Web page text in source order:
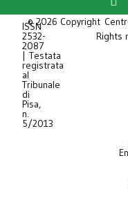
ISSN
2532-
2087
| Testata
registrata
al
Tribunale
di
Pisa,
n.
5/2013
© 2026 Copyright
Rights